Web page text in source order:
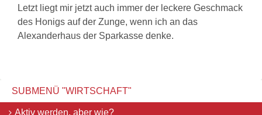
Letzt liegt mir jetzt auch immer der leckere Geschmack
des Honigs auf der Zunge, wenn ich an das
Alexanderhaus der Sparkasse denke.
SUBMENÜ "WIRTSCHAFT"
Navigation
Aktiv werden, aber wie?